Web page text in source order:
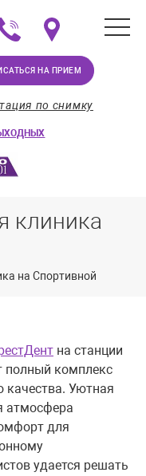
(29) 623-72-37
Мы на карте в
НА ПРИЕМ
по снимку
клиника
на Спортивной
на станции
полный комплекс
качества. Уютная
атмосфера
для
удается решать